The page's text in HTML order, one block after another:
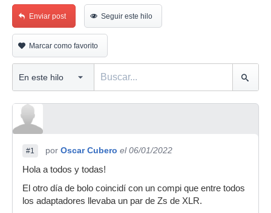
Enviar post Seguir este hilo
Marcar como favorito
#1 por Oscar Cubero el 06/01/2022
Hola a todos y todas!
El otro día de bolo coincidí con un compi que entre todos
los adaptadores llevaba un par de Zs de XLR.